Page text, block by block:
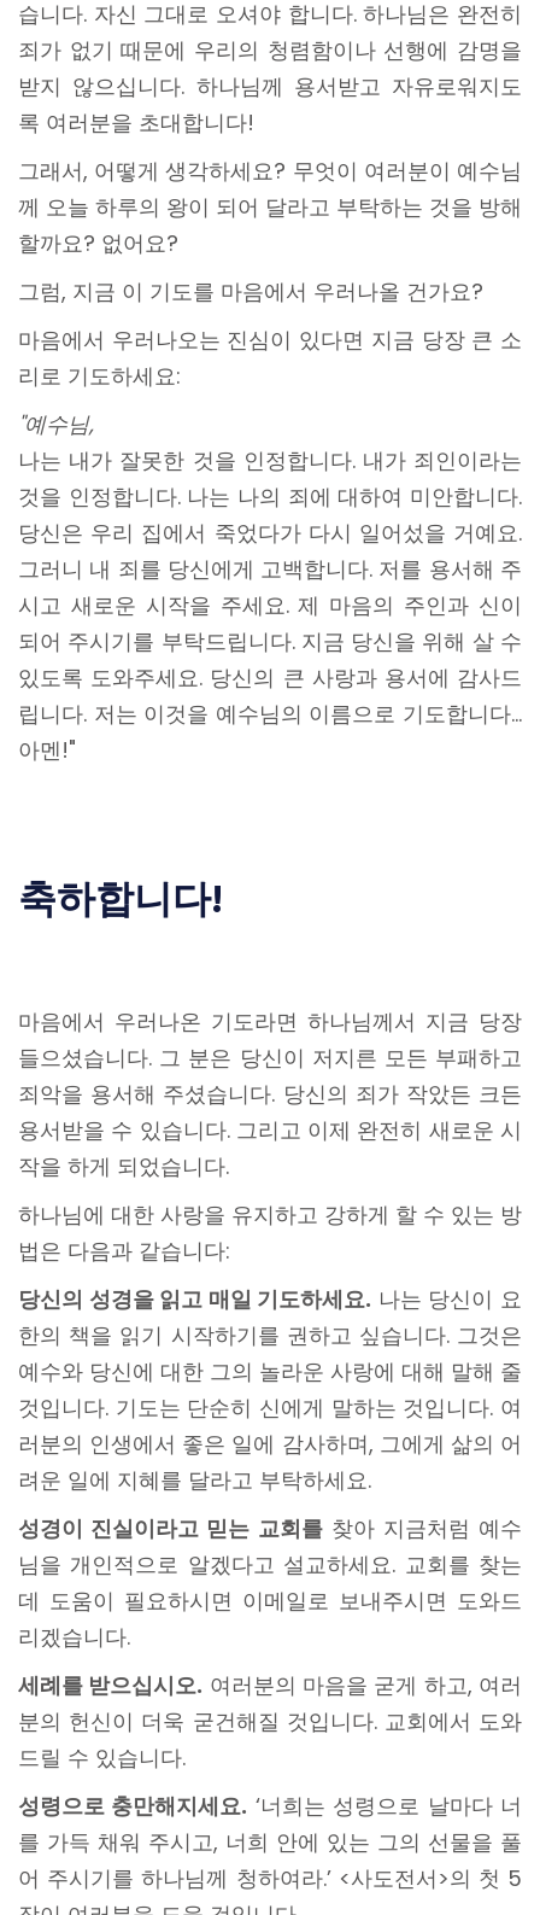
습니다. 자신 그대로 오셔야 합니다. 하나님은 완전히
죄가 없기 때문에 우리의 청렴함이나 선행에 감명을
받지 않으십니다. 하나님께 용서받고 자유로워지도
록 여러분을 초대합니다!
그래서, 어떻게 생각하세요? 무엇이 여러분이 예수님
께 오늘 하루의 왕이 되어 달라고 부탁하는 것을 방해
할까요? 없어요?
그럼, 지금 이 기도를 마음에서 우러나올 건가요?
마음에서 우러나오는 진심이 있다면 지금 당장 큰 소
리로 기도하세요:
"예수님,
나는 내가 잘못한 것을 인정합니다. 내가 죄인이라는
것을 인정합니다. 나는 나의 죄에 대하여 미안합니다.
당신은 우리 집에서 죽었다가 다시 일어섰을 거예요.
그러니 내 죄를 당신에게 고백합니다. 저를 용서해 주
시고 새로운 시작을 주세요. 제 마음의 주인과 신이
되어 주시기를 부탁드립니다. 지금 당신을 위해 살 수
있도록 도와주세요. 당신의 큰 사랑과 용서에 감사드
립니다. 저는 이것을 예수님의 이름으로 기도합니다…
아멘!"
축하합니다!
마음에서 우러나온 기도라면 하나님께서 지금 당장
들으셨습니다. 그 분은 당신이 저지른 모든 부패하고
죄악을 용서해 주셨습니다. 당신의 죄가 작았든 크든
용서받을 수 있습니다. 그리고 이제 완전히 새로운 시
작을 하게 되었습니다.
하나님에 대한 사랑을 유지하고 강하게 할 수 있는 방
법은 다음과 같습니다:
당신의 성경을 읽고 매일 기도하세요. 나는 당신이 요
한의 책을 읽기 시작하기를 권하고 싶습니다. 그것은
예수와 당신에 대한 그의 놀라운 사랑에 대해 말해 줄
것입니다. 기도는 단순히 신에게 말하는 것입니다. 여
러분의 인생에서 좋은 일에 감사하며, 그에게 삶의 어
려운 일에 지혜를 달라고 부탁하세요.
성경이 진실이라고 믿는 교회를찾아 지금처럼 예수
님을 개인적으로 알겠다고 설교하세요. 교회를 찾는
데 도움이 필요하시면 이메일로 보내주시면 도와드
리겠습니다.
세례를 받으십시오. 여러분의 마음을 굳게 하고, 여러
분의 헌신이 더욱 굳건해질 것입니다. 교회에서 도와
드릴 수 있습니다.
성령으로 충만해지세요. ‘너희는 성령으로 날마다 너
를 가득 채워 주시고, 너희 안에 있는 그의 선물을 풀
어 주시기를 하나님께 청하여라.’ <사도전서>의 첫 5